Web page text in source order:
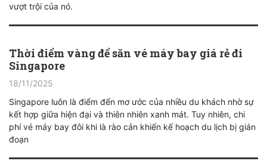
vượt trội của nó.
Thời điểm vàng để săn vé máy bay giá rẻ đi
Singapore
18/11/2025
Singapore luôn là điểm đến mơ ước của nhiều du khách nhờ sự
kết hợp giữa hiện đại và thiên nhiên xanh mát. Tuy nhiên, chi
phí vé máy bay đôi khi là rào cản khiến kế hoạch du lịch bị gián
đoạn